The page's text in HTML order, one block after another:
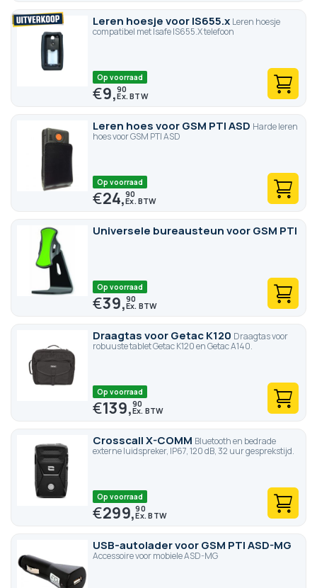
Leren hoesje voor IS655.x Leren hoesje
compatibel met Isafe IS655.X telefoon
Op voorraad
€9,90
Leren hoes voor GSM PTI ASD Harde leren
hoes voor GSM PTI ASD
Op voorraad
€24,90
Universele bureausteun voor GSM PTI
Op voorraad
€39,90
Draagtas voor Getac K120 Draagtas voor
robuuste tablet Getac K120 en Getac A140.
Op voorraad
€139,90
Crosscall X-COMM Bluetooth en bedrade
externe luidspreker, IP67, 120 dB, 32 uur gesprekstijd.
Op voorraad
€299,90
USB-autolader voor GSM PTI ASD-MG
Accessoire voor mobiele ASD-MG